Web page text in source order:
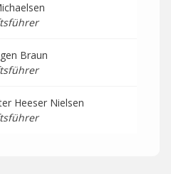
Braun
Heeser Nielsen